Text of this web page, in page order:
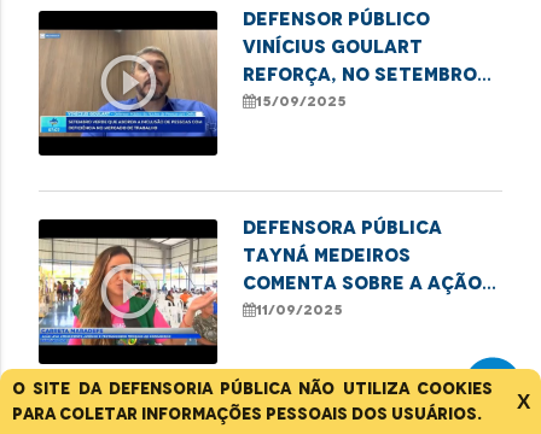
O site da Defensoria Pública não utiliza cookies
para coletar informações pessoais dos usuários.
X
play_circle_outline
Defensor Público
Vinícius Goulart
reforça, no Setembro
Verde, a importância da
mercado de trabalho
15/09/2025
play_circle_outline
Defensora Pública
Tayná Medeiros
comenta sobre a ação
da Carreta MARADEFS
11/09/2025